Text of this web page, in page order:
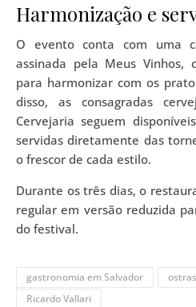
Harmonização e
O evento conta com uma
assinada pela Meus Vinhos,
para harmonizar com os
disso, as consagradas
Cervejaria seguem
servidas diretamente das
o frescor de cada estilo.
Durante os três dias, o
regular em versão reduzida
do festival.
gastronomia em Salvador
Ricardo Vallari